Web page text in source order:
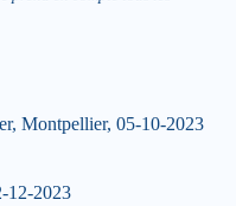
Montpellier, 05-10-2023
12-2023